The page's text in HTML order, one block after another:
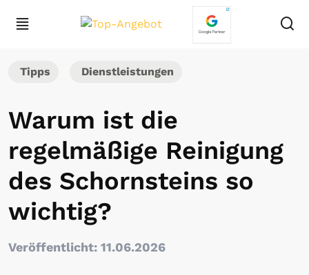
Tipps Dienstleistungen
Warum ist die
regelmäßige Reinigung
des Schornsteins so
wichtig?
Veröffentlicht: 11.06.2026